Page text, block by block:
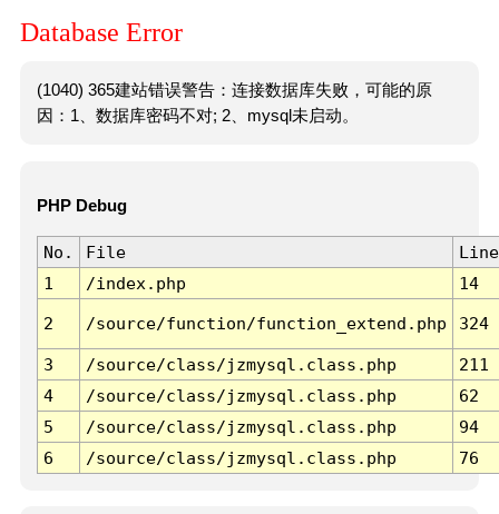
Database Error
(1040) 365建站错误警告：连接数据库失败，可能的原
因：1、数据库密码不对; 2、mysql未启动。
PHP Debug
No. File
Line
1
/index.php 14
2 /source/function/function_extend.php 324
3 /source/class/jzmysql.class.php
211
4
/source/class/jzmysql.class.php
62
5
/source/class/jzmysql.class.php
94
6
/source/class/jzmysql.class.php 76